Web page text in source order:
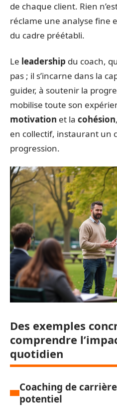
de chaque client. Rien
réclame une analyse fine
du cadre préétabli.
Le leadership du coach,
pas ; il s’incarne dans la
guider, à soutenir la
mobilise toute son
motivation et la cohésion
en collectif, instaurant un
progression.
Des exemples
comprendre
quotidien
Coaching de
potentiel